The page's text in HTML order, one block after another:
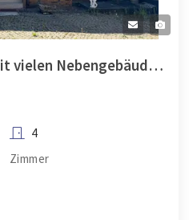
Kelkheim - Hofreite mit vielen Nebengebäuden im alten Ortskern von Münster
4
Zimmer